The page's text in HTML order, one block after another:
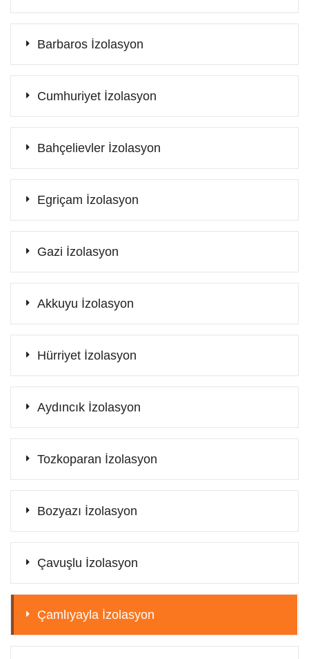
Barbaros İzolasyon
Cumhuriyet İzolasyon
Bahçelievler İzolasyon
Egriçam İzolasyon
Gazi İzolasyon
Akkuyu İzolasyon
Hürriyet İzolasyon
Aydıncık İzolasyon
Tozkoparan İzolasyon
Bozyazı İzolasyon
Çavuşlu İzolasyon
Çamlıyayla İzolasyon